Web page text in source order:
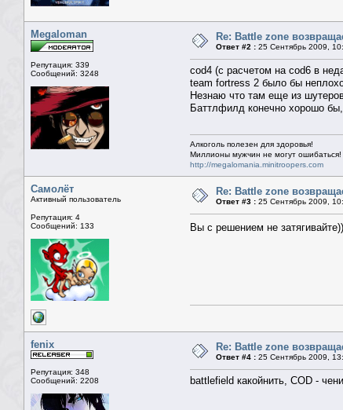
Megaloman
Репутация: 339
Сообщений: 3248
Re: Battle zone
Ответ #2 : 25 Сентябрь 2009,
cod4 (с расчетом на cod6 в
team fortress 2 было бы
Незнаю что там еще из
Баттлфилд конечно хорошо
Алкоголь полезен для здоровья!
Миллионы мужчин не могут ошибаться!
http://megalomania.minitroopers.com
Самолёт
Активный пользователь
Репутация: 4
Сообщений: 133
Re: Battle zone
Ответ #3 : 25 Сентябрь 2009,
Вы с решением не
fenix
Репутация: 348
Сообщений: 2208
Re: Battle zone
Ответ #4 : 25 Сентябрь 2009,
battlefield какойнить, COD -